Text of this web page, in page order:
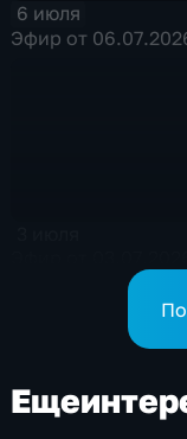
6 июля
Эфир от
Еще